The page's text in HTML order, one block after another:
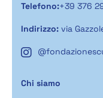
Telefono:+39 376
Indirizzo: via
Chi siamo